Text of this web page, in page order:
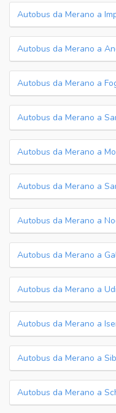
Autobus da Merano a
Autobus da Merano a
Autobus da Merano a
Autobus da Merano a
Autobus da Merano a
Autobus da Merano a
Autobus da Merano a
Autobus da Merano a
Autobus da Merano a
Autobus da Merano a
Autobus da Merano a
Autobus da Merano a